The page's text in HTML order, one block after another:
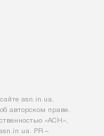
asn.in.ua,
авторском праве.
«АСН»,
PR –